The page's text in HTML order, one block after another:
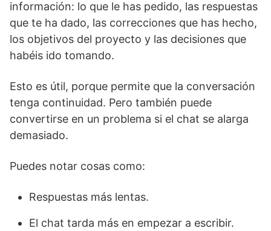
información: lo que le has pedido, las respuestas
que te ha dado, las correcciones que has hecho,
los objetivos del proyecto y las decisiones que
habéis ido tomando.
Esto es útil, porque permite que la conversación
tenga continuidad. Pero también puede
convertirse en un problema si el chat se alarga
demasiado.
Puedes notar cosas como:
Respuestas más lentas.
El chat tarda más en empezar a escribir.